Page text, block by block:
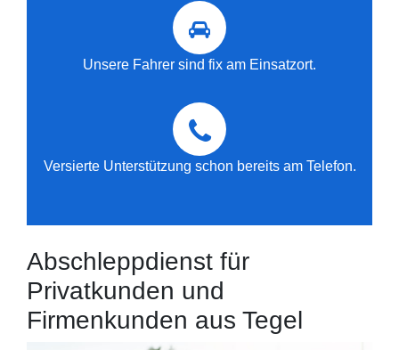
Unsere Fahrer sind fix am Einsatzort.
Versierte Unterstützung schon bereits am Telefon.
Abschleppdienst für
Privatkunden und
Firmenkunden aus Tegel